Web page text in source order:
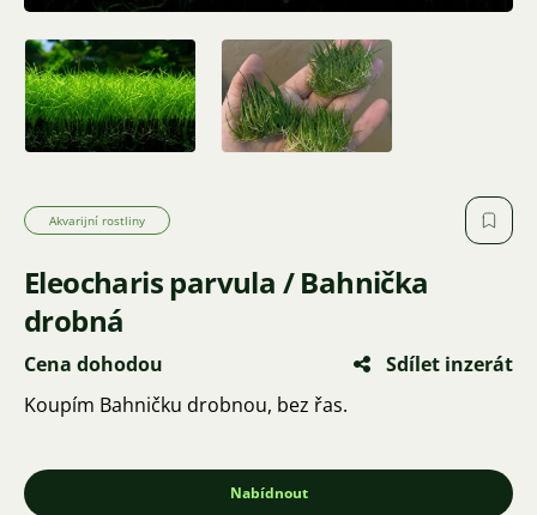
Akvarijní rostliny
Eleocharis parvula / Bahnička
drobná
Cena dohodou
Sdílet inzerát
Koupím Bahničku drobnou, bez řas.
Nabídnout